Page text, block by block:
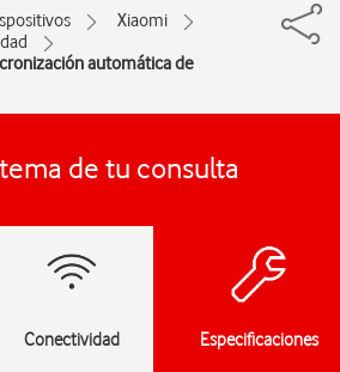
Xiaomi
automática de
de tu consulta
Conectividad Especificaciones